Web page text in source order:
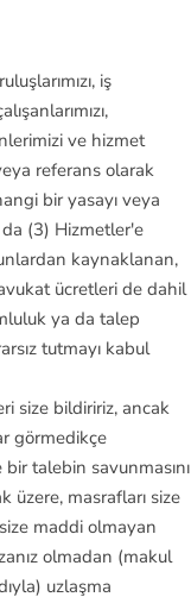
iş
ve hizmet
referans olarak
bir yasayı veya
da (3) Hizmetler'e
kaynaklanan,
ücretleri de dahil
ya da talep
tutmayı kabul
size bildiririz, ancak
görmedikçe
talebin savunmasını
üzere, masrafları size
maddi olmayan
olmadan (makul
uzlaşma